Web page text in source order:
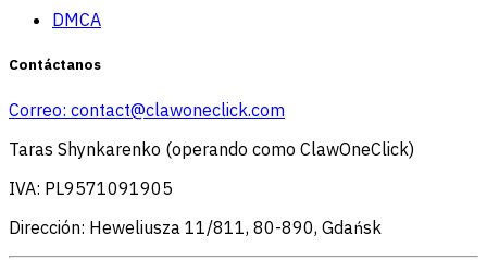
DMCA
Contáctanos
Correo: contact@clawoneclick.com
Taras Shynkarenko (operando como ClawOneClick)
IVA: PL9571091905
Dirección: Heweliusza 11/811, 80-890, Gdańsk